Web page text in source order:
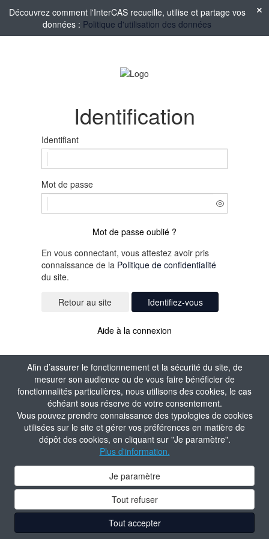
Afin d’assurer le fonctionnement et la sécurité du site, de
mesurer son audience ou de vous faire bénéficier de
fonctionnalités particulières, nous utilisons des cookies, le cas
échéant sous réserve de votre consentement.
Vous pouvez prendre connaissance des typologies de cookies
utilisées sur le site et gérer vos préférences en matière de
dépôt des cookies, en cliquant sur "Je paramètre".
Plus d'information.
Je paramètre
Tout refuser
Tout accepter
Découvrez comment l'InterCAS recueille, utilise et partage vos
données : Politique d'utilisation des données
Identification
Identifiant
Mot de passe
Mot de passe oublié ?
En vous connectant, vous attestez avoir pris
connaissance de la Politique de confidentialité
du site.
Identifiez-vous
Aide à la connexion